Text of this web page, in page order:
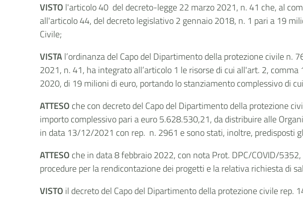
VISTO l'articolo 40 del decreto-legge 22 marzo 2021, n. 41 che, al
all'articolo 44, del decreto legislativo 2 gennaio 2018, n. 1 pari a 19
Civile;
VISTAl’ordinanza del Capo del Dipartimento della protezione civile
2021, n. 41, ha integrato all’articolo 1 le risorse di cui all'art. 2,
2020, di 19 milioni di euro, portando lo stanziamento complessivo di
ATTESO che con decreto del Capo del Dipartimento della protezione
importo complessivo pari a euro 5.628.530,21, da distribuire alle
in data 13/12/2021 con rep. n. 2961 e sono stati, inoltre, predisposti
ATTESO che in data 8 febbraio 2022, con nota Prot. DPC/COVID/
procedure per la rendicontazione dei progetti e la relativa richiesta di
VISTO il decreto del Capo del Dipartimento della protezione civile